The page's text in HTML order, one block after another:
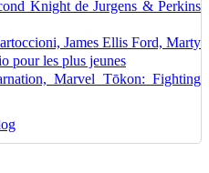
Knight de Jurgens & Perkins
James Ellis Ford, Marty
pour les plus jeunes
Marvel Tōkon: Fighting